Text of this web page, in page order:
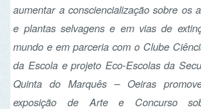
Mais artigos...